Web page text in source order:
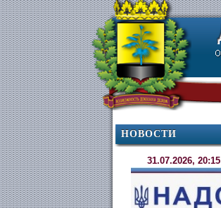
НОВОСТИ
31.07.2026, 20:15